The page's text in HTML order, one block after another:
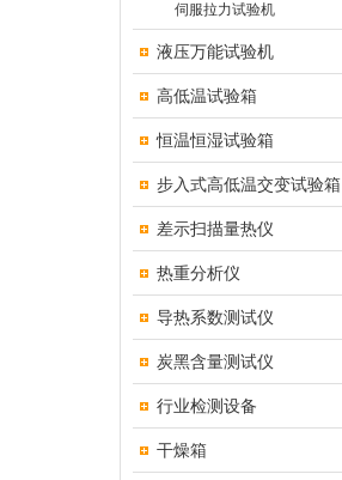
伺服拉力试验机
液压万能试验机
高低温试验箱
恒温恒湿试验箱
步入式高低温交变试验箱
差示扫描量热仪
热重分析仪
导热系数测试仪
炭黑含量测试仪
行业检测设备
干燥箱